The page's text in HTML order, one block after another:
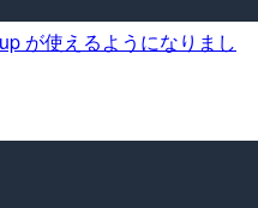
が使えるようになりまし